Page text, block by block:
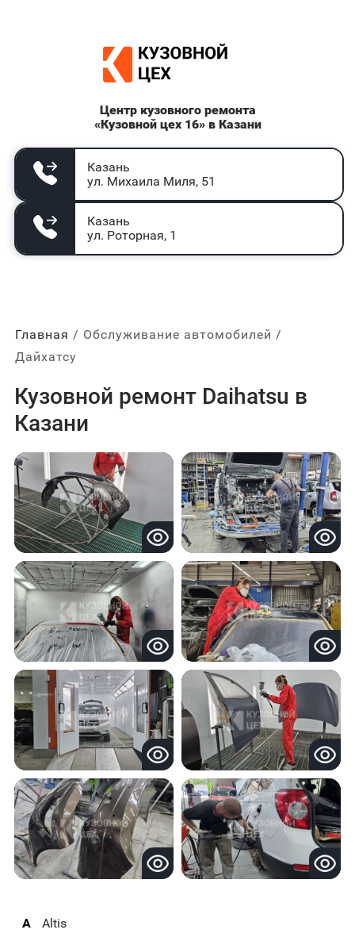
Центр кузовного ремонта
«Кузовной цех 16» в Казани
Казань
ул. Михаила Миля, 51
Казань
ул. Роторная, 1
Главная
Обслуживание автомобилей
Дайхатсу
Кузовной ремонт Daihatsu в
Казани
A Altis